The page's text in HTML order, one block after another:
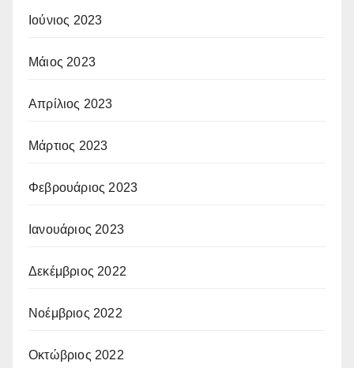
Ιούνιος 2023
Μάιος 2023
Απρίλιος 2023
Μάρτιος 2023
Φεβρουάριος 2023
Ιανουάριος 2023
Δεκέμβριος 2022
Νοέμβριος 2022
Οκτώβριος 2022